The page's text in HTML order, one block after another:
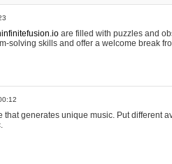
are filled with puzzles and
solving skills and offer a welcome break
that generates unique music. Put different